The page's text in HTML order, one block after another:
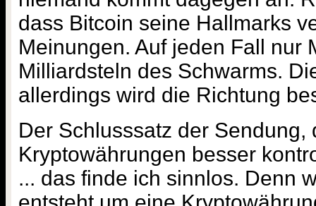
dass Bitcoin seine Hallmarks
Meinungen. Auf jeden Fall nur
Milliardsteln des Schwarms.
allerdings wird die Richtung
Der Schlusssatz der Sendung,
Kryptowährungen besser
... das finde ich sinnlos. Denn